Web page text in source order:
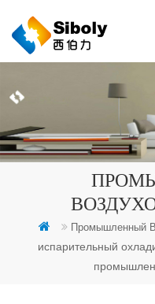
Промышленный
испарительный